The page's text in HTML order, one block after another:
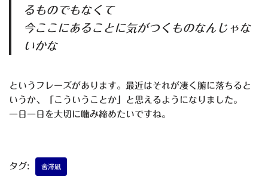
るものでもなくて
今ここにあることに気がつくものなんじゃな
いかな
というフレーズがあります。最近はそれが凄く腑に落ちると
いうか、「こういうことか」と思えるようになりました。
一日一日を大切に噛み締めたいですね。
タグ: 會澤凪